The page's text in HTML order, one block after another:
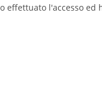
effettuato l'accesso